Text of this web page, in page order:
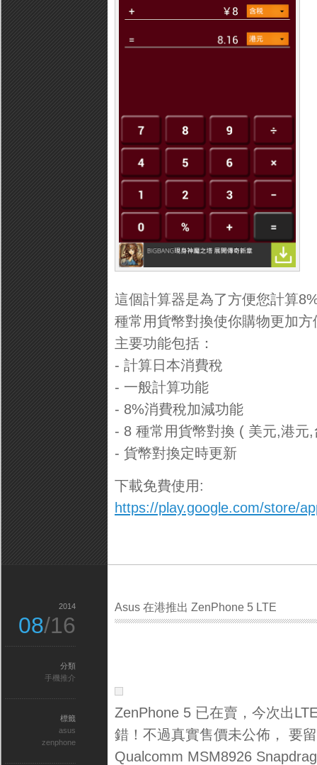
這個計算器是為了方便您計算
種常用貨幣對換使你購物更加方
主要功能包括：
- 計算日本消費稅
- 一般計算功能
- 8%消費稅加減功能
- 8 種常用貨幣對換 ( 美元,港元
- 貨幣對換定時更新
下載免費使用:
https://play.google.com/store/
Asus 在港推出 ZenPhone 5 LTE
ZenPhone 5 已在賣，今次出
錯！不過真實售價未公佈， 要
Qualcomm MSM8926
2014
08/16
分類
手機推介
標籤
asus
zenphone